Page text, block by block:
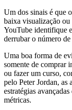
Um dos sinais é que
baixa visualização
YouTube identifique
derrubar o número
Uma boa forma de
somente de comprar
ou fazer um curso,
pelo Peter Jordan, as
estratégias
métricas.